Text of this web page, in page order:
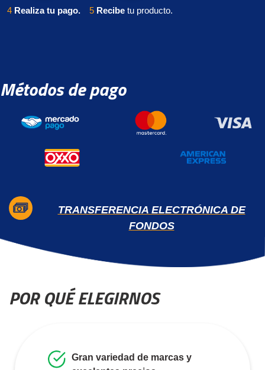
4 Realiza tu pago. 5 Recibetu producto.
Métodos de pago
TRANSFERENCIA ELECTRÓNICA DE
FONDOS
POR QUÉ ELEGIRNOS
Gran variedad de marcas y